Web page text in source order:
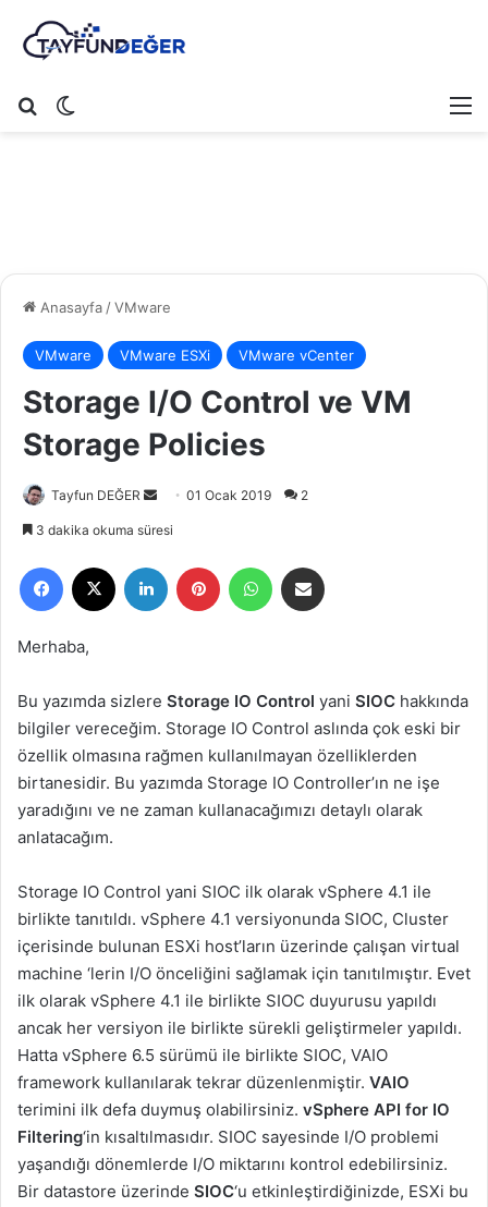
Arama yap ...
Anasayfa/VMware
VMware VMware ESXi VMware vCenter
Storage I/O Control ve VM
Storage Policies
Tayfun DEĞER
e
-
t
a
g
ö
n
r
m
e
k
01 Ocak 2019 2
3 dakika okuma süresi
Merhaba,
Bu yazımda sizlere Storage IO Control yani SIOC hakkında
bilgiler vereceğim. Storage IO Control aslında çok eski bir
özellik olmasına rağmen kullanılmayan özelliklerden
birtanesidir. Bu yazımda Storage IO Controller’ın ne işe
yaradığını ve ne zaman kullanacağımızı detaylı olarak
anlatacağım.
Storage IO Control yani SIOC ilk olarak vSphere 4.1 ile
birlikte tanıtıldı. vSphere 4.1 versiyonunda SIOC, Cluster
içerisinde bulunan ESXi host’ların üzerinde çalışan virtual
machine ‘lerin I/O önceliğini sağlamak için tanıtılmıştır. Evet
ilk olarak vSphere 4.1 ile birlikte SIOC duyurusu yapıldı
ancak her versiyon ile birlikte sürekli geliştirmeler yapıldı.
Hatta vSphere 6.5 sürümü ile birlikte SIOC, VAIO
framework kullanılarak tekrar düzenlenmiştir. VAIO
terimini ilk defa duymuş olabilirsiniz. vSphere API for IO
Filtering‘in kısaltılmasıdır. SIOC sayesinde I/O problemi
yaşandığı dönemlerde I/O miktarını kontrol edebilirsiniz.
Bir datastore üzerinde SIOC‘u etkinleştirdiğinizde, ESXi bu